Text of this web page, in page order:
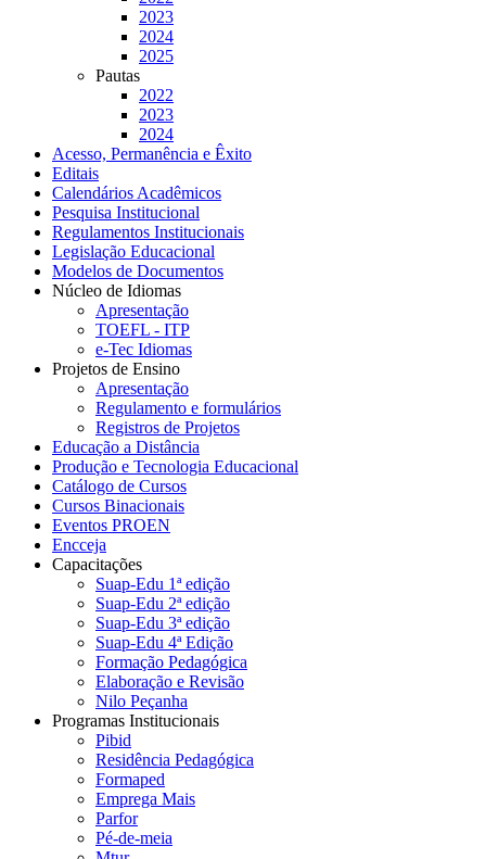
2023
2024
2025
Pautas
2022
2023
2024
Acesso, Permanência e Êxito
Editais
Calendários Acadêmicos
Pesquisa Institucional
Regulamentos Institucionais
Legislação Educacional
Modelos de Documentos
Núcleo de Idiomas
Apresentação
TOEFL - ITP
e-Tec Idiomas
Projetos de Ensino
Apresentação
Regulamento e formulários
Registros de Projetos
Educação a Distância
Produção e Tecnologia Educacional
Catálogo de Cursos
Cursos Binacionais
Eventos PROEN
Encceja
Capacitações
Suap-Edu 1ª edição
Suap-Edu 2ª edição
Suap-Edu 3ª edição
Suap-Edu 4ª Edição
Formação Pedagógica
Elaboração e Revisão
Nilo Peçanha
Programas Institucionais
Pibid
Residência Pedagógica
Formaped
Emprega Mais
Parfor
Pé-de-meia